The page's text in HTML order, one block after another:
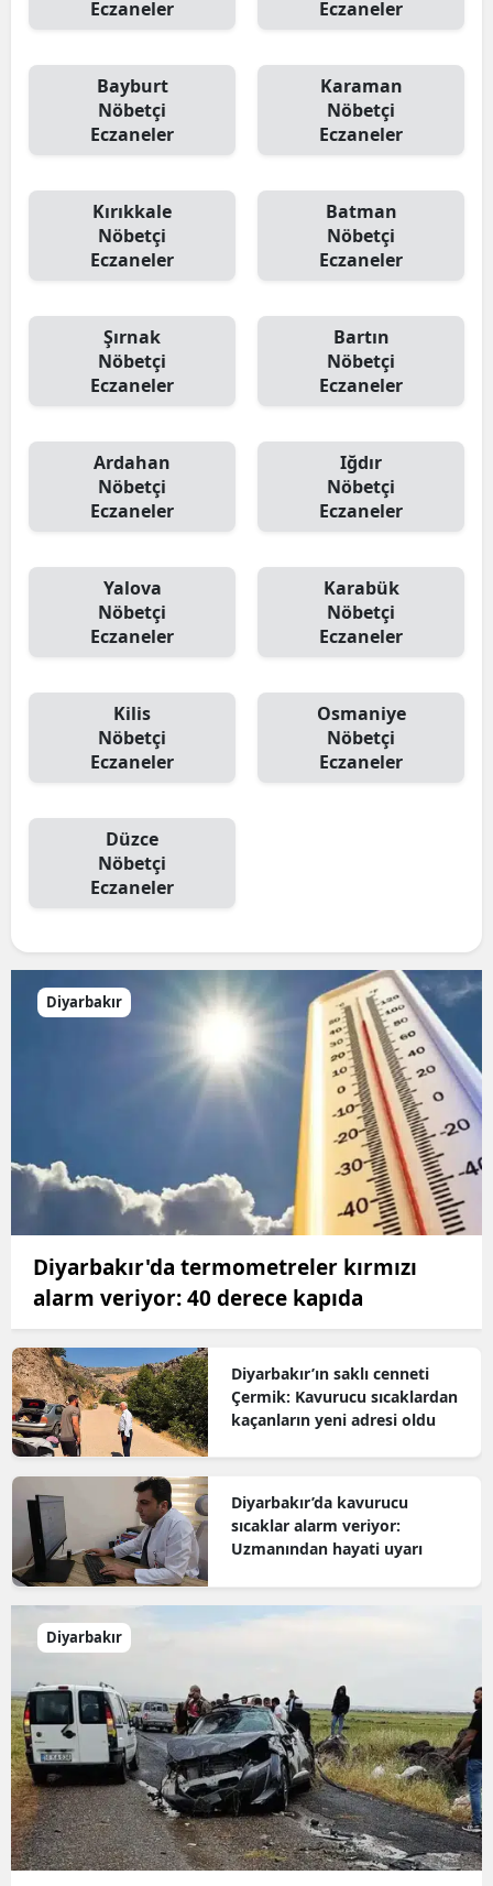
Eczaneler Eczaneler
Bayburt
Nöbetçi
Eczaneler
Karaman
Nöbetçi
Eczaneler
Kırıkkale
Nöbetçi
Eczaneler
Batman
Nöbetçi
Eczaneler
Şırnak
Nöbetçi
Eczaneler
Bartın
Nöbetçi
Eczaneler
Ardahan
Nöbetçi
Eczaneler
Iğdır
Nöbetçi
Eczaneler
Yalova
Nöbetçi
Eczaneler
Karabük
Nöbetçi
Eczaneler
Kilis
Nöbetçi
Eczaneler
Osmaniye
Nöbetçi
Eczaneler
Düzce
Nöbetçi
Eczaneler
Diyarbakır
Diyarbakır'da termometreler kırmızı
alarm veriyor: 40 derece kapıda
Diyarbakır’ın saklı cenneti
Çermik: Kavurucu sıcaklardan
kaçanların yeni adresi oldu
Diyarbakır’da kavurucu
sıcaklar alarm veriyor:
Uzmanından hayati uyarı
Diyarbakır